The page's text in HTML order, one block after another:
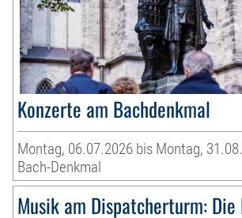
Konzerte am Bachdenkmal
Montag, 06.07.2026 bis Montag,
Bach-Denkmal
Musik am Dispatcherturm: Die